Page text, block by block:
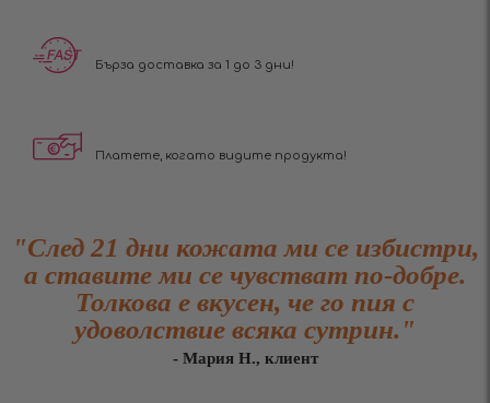
Бърза доставка за 1 до 3 дни!
Платете, когато видите продукта!
"След 21 дни кожата ми се избистри,
а ставите ми се чувстват по-добре.
Толкова е вкусен, че го пия с
удоволствие всяка сутрин."
- Мария Н., клиент